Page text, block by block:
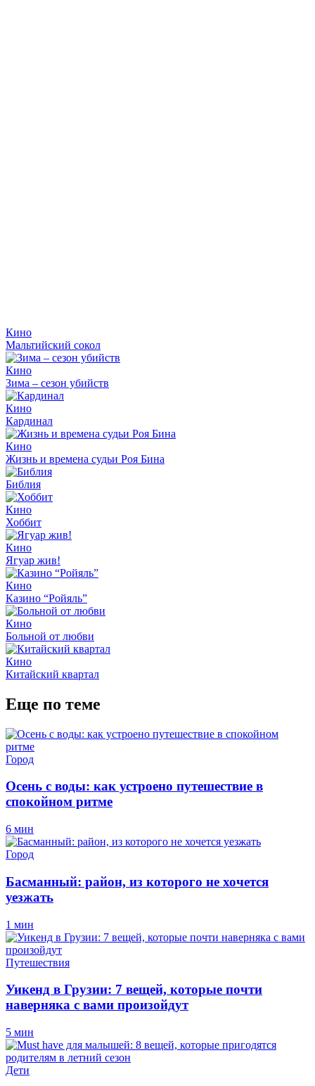
Кино
Мальтийский сокол
Кино
Зима – сезон убийств
Кино
Кардинал
Кино
Жизнь и времена судьи Роя Бина
Библия
Кино
Хоббит
Кино
Ягуар жив!
Кино
Казино “Ройяль”
Кино
Больной от любви
Кино
Китайский квартал
Еще по теме
Город
Осень с воды: как устроено путешествие в
спокойном ритме
6 мин
Город
Басманный: район, из которого не хочется
уезжать
1 мин
Путешествия
Уикенд в Грузии: 7 вещей, которые почти
наверняка с вами произойдут
5 мин
Дети